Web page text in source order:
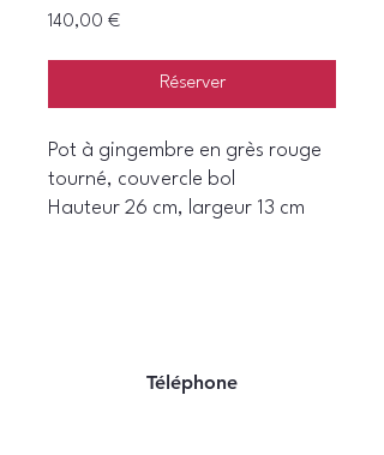
140,00 €Prix
Réserver
Pot à gingembre en grès rouge
tourné, couvercle bol
Hauteur 26 cm, largeur 13 cm
Téléphone